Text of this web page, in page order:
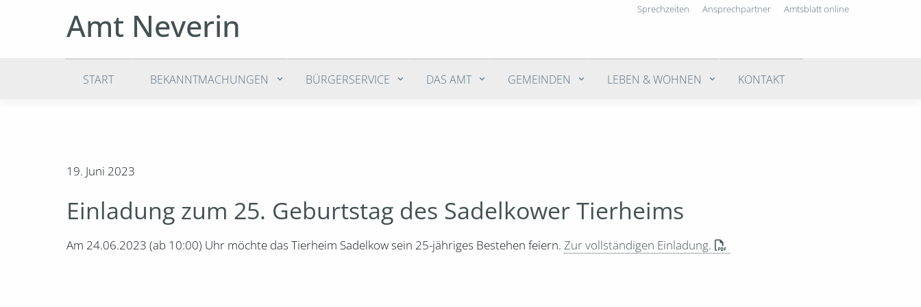
Amt Neverin Sprechzeiten Ansprechpartner Amtsblatt online
START BEKANNTMACHUNGEN BÜRGERSERVICE DAS AMT GEMEINDEN LEBEN & WOHNEN KONTAKT
19. Juni 2023
Einladung zum 25. Geburtstag des Sadelkower Tierheims
Am 24.06.2023 (ab 10:00) Uhr möchte das Tierheim Sadelkow sein 25-jähriges Bestehen feiern. Zur vollständigen Einladung.